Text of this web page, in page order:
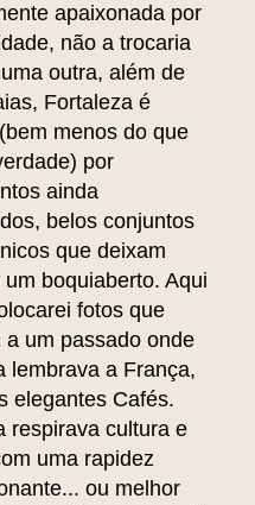
apaixonada por
não a trocaria
outra, além de
Fortaleza é
menos do que
por
ainda
belos conjuntos
que deixam
boquiaberto. Aqui
fotos que
a um passado onde
lembrava a França,
elegantes Cafés.
respirava cultura e
uma rapidez
ou melhor